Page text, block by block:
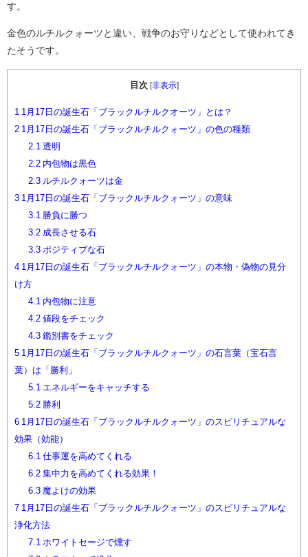
す。
金色のルチルクォーツと違い、戦争のお守りなどとして使われてき
たそうです。
目次 [非表示]
1
1月17日の誕生石「ブラックルチルクオーツ」とは？
2 1月17日の誕生石「ブラックルチルクォーツ」の色の種類
2.1 透明
2.2内包物は黒色
2.3ルチルクォーツは金
3 1月17日の誕生石「ブラックルチルクォーツ」の意味
3.1
勝負に勝つ
3.2成長させる石
3.3ポジティブな石
4 1月17日の誕生石「ブラックルチルクォーツ」の本物・偽物の見分
け方
4.1
内包物に注意
4.2値段をチェック
4.3鑑別書をチェック
5 1月17日の誕生石「ブラックルチルクォーツ」の石言葉（宝石言
葉）は「勝利」
5.1
エネルギーをキャッチする
5.2勝利
6 1月17日の誕生石「ブラックルチルクォーツ」のスピリチュアルな
効果（効能）
6.1 仕事運を高めてくれる
6.2集中力を高めてくれる効果！
6.3魔よけの効果
7 1月17日の誕生石「ブラックルチルクォーツ」のスピリチュアルな
浄化方法
7.1
ホワイトセージで燻す